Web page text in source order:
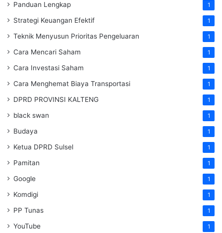
Panduan Lengkap 1
Strategi Keuangan Efektif 1
Teknik Menyusun Prioritas Pengeluaran 1
Cara Mencari Saham 1
Cara Investasi Saham 1
Cara Menghemat Biaya Transportasi 1
DPRD PROVINSI KALTENG 1
black swan 1
Budaya 1
Ketua DPRD Sulsel 1
Pamitan 1
Google 1
Komdigi 1
PP Tunas 1
YouTube 1